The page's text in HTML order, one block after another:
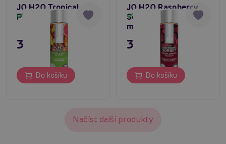
JO H2O Tropical
Passion 120 ml
369 Kč
Do košíku
JO H2O Raspberry
Sorbet 120 ml,
malinový lubrikant
369 Kč
Do košíku
Načíst další produkty